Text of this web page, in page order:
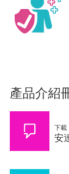
產品介紹
下載
安